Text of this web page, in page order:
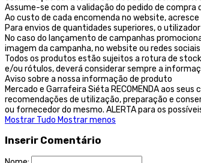
Assume-se com a validação do pedido de
Ao custo de cada encomenda no website,
Para envios de quantidades superiores, o
No caso do lançamento de campanhas
imagem da campanha, no website ou redes
Todos os produtos estão sujeitos a rotura de
e/ou rótulos, deverá considerar sempre a
Aviso sobre a nossa informação de produto
Mercado e Garrafeira Siéta RECOMENDA aos
recomendações de utilização, preparação e
ou fornecedor do mesmo. ALERTA para os
Mostrar Tudo Mostrar menos
Inserir Comentário